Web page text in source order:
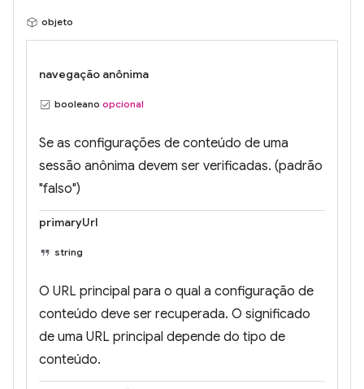
objeto
navegação anônima
booleano opcional
Se as configurações de conteúdo de uma
sessão anônima devem ser verificadas. (padrão
"falso")
primaryUrl
string
O URL principal para o qual a configuração de
conteúdo deve ser recuperada. O significado
de uma URL principal depende do tipo de
conteúdo.